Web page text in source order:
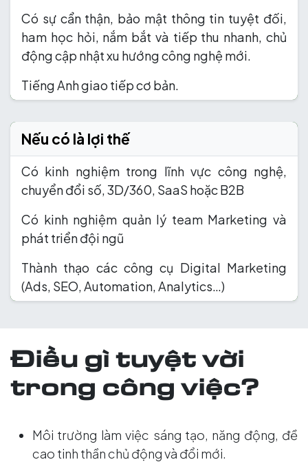
Có sự cẩn thận, bảo mật thông tin tuyệt đối,
ham học hỏi, nắm bắt và tiếp thu nhanh, chủ
động cập nhật xu hướng công nghệ mới.
Tiếng Anh giao tiếp cơ bản.
Nếu có là lợi thế
Có kinh nghiệm trong lĩnh vực công nghệ,
chuyển đổi số, 3D/360, SaaS hoặc B2B
Có kinh nghiệm quản lý team Marketing và
phát triển đội ngũ
Thành thạo các công cụ Digital Marketing
(Ads, SEO, Automation, Analytics…)
Điều gì tuyệt vời
trong công việc?
Môi trường làm việc sáng tạo, năng động, đề
cao tinh thần chủ động và đổi mới.